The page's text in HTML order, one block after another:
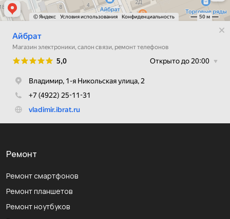
Ремонт
Ремонт смартфонов
Ремонт планшетов
Ремонт ноутбуков